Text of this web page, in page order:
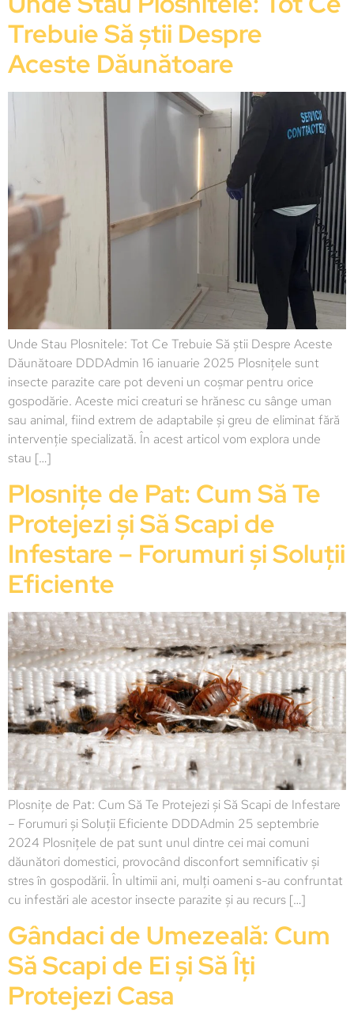
Trebuie Să știi Despre
Aceste Dăunătoare
Unde Stau Plosnitele: Tot Ce Trebuie Să știi Despre Aceste
Dăunătoare DDDAdmin 16 ianuarie 2025 Plosnițele sunt
insecte parazite care pot deveni un coșmar pentru orice
gospodărie. Aceste mici creaturi se hrănesc cu sânge uman
sau animal, fiind extrem de adaptabile și greu de eliminat fără
intervenție specializată. În acest articol vom explora unde
stau […]
Plosnițe de Pat: Cum Să Te
Protejezi și Să Scapi de
Infestare – Forumuri și Soluții
Eficiente
Plosnițe de Pat: Cum Să Te Protejezi și Să Scapi de Infestare
– Forumuri și Soluții Eficiente DDDAdmin 25 septembrie
2024 Plosnițele de pat sunt unul dintre cei mai comuni
dăunători domestici, provocând disconfort semnificativ și
stres în gospodării. În ultimii ani, mulți oameni s-au confruntat
cu infestări ale acestor insecte parazite și au recurs […]
Gândaci de Umezeală: Cum
Să Scapi de Ei și Să Îți
Protejezi Casa